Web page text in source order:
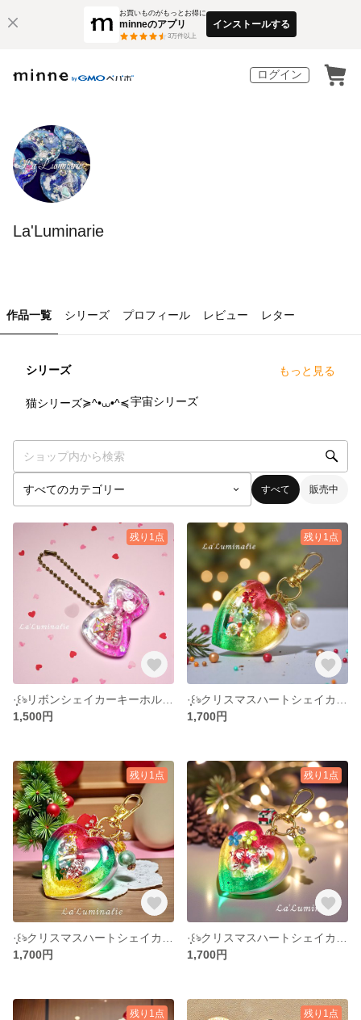
お買いものがもっとお得に
minneのアプリ
3万件以上
インストールする
ログイン
La'Luminarie
作品一覧 シリーズ プロフィール レビュー レター
シリーズ もっと見る
猫シリーズ≽^•⩊•^≼宇宙シリーズ
すべて 販売中
残り1点
1,500円
残り1点
1,700円
残り1点
1,700円
残り1点
1,700円
残り1点 残り1点